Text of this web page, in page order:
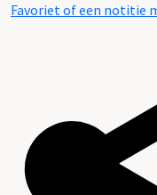
Favoriet of een notitie